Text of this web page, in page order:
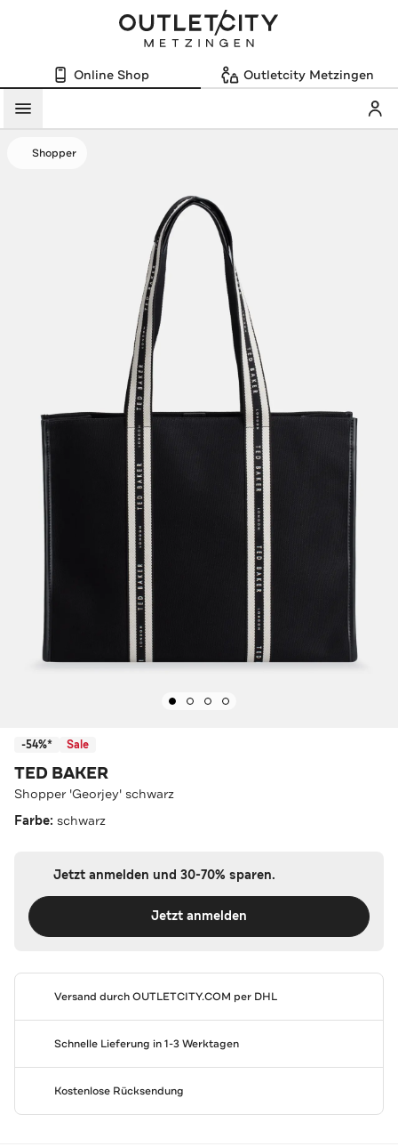
Online Shop Outletcity Metzingen
Menü
Shopper
-54%* Sale
TED BAKER
Shopper 'Georjey' schwarz
Farbe: schwarz
Jetzt anmelden und 30-70% sparen.
Jetzt anmelden
Versand durchOUTLETCITY.COM per DHL
Schnelle Lieferung in 1-3 Werktagen
Kostenlose Rücksendung